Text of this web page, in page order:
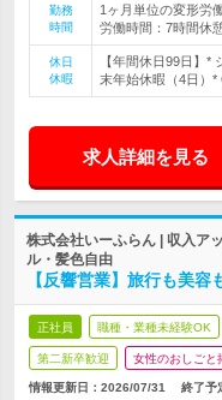
勤務
時間
1ヶ月単位の変形労
労働時間：7時間休
休日
休暇
【年間休日99日】*
末年始休暇（4日）*
求人詳細を見る
株式会社いーふらん | 収入ア
ル・髪色自由
【反響営業】旅行も美容
正社員 職種・業種未経験OK
第二新卒歓迎 女性のおしごと
情報更新日：2026/07/31 終了予